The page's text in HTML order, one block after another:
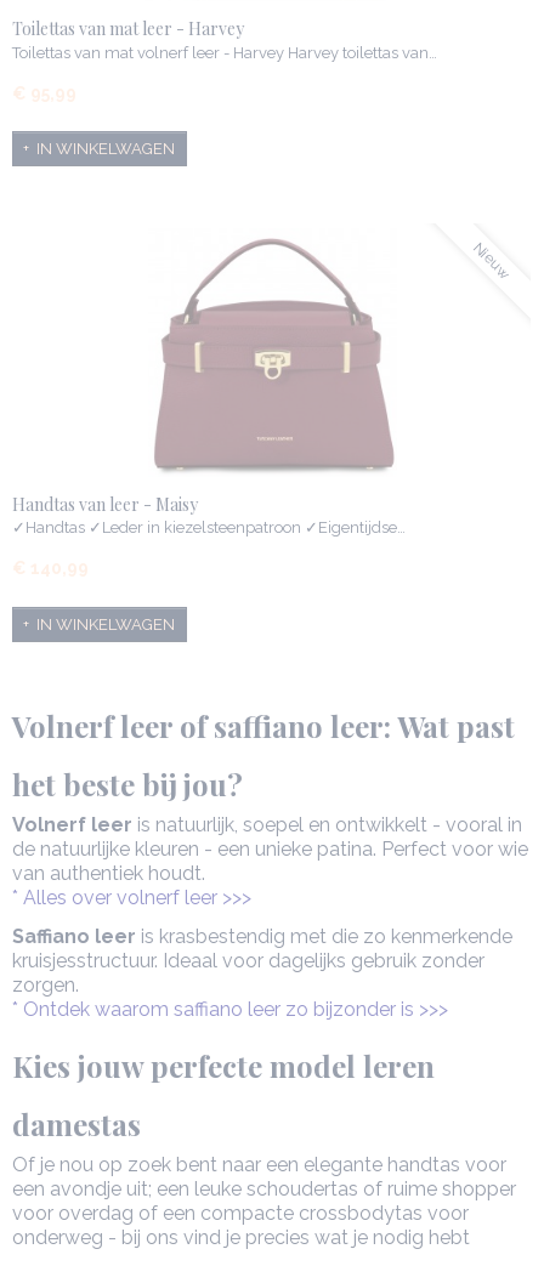
Toilettas van mat leer - Harvey
Toilettas van mat volnerf leer - Harvey Harvey toilettas van…
€ 95,99
IN WINKELWAGEN
Nieuw
Handtas van leer - Maisy
✓Handtas ✓Leder in kiezelsteenpatroon ✓Eigentijdse…
€ 140,99
IN WINKELWAGEN
Volnerf leer of saffiano leer: Wat past
het beste bij jou?
Volnerf leer is natuurlijk, soepel en ontwikkelt - vooral in
de natuurlijke kleuren - een unieke patina. Perfect voor wie
van authentiek houdt.
* Alles over volnerf leer >>>
Saffiano leer is krasbestendig met die zo kenmerkende
kruisjesstructuur. Ideaal voor dagelijks gebruik zonder
zorgen.
* Ontdek waarom saffiano leer zo bijzonder is >>>
Kies jouw perfecte model leren
damestas
Of je nou op zoek bent naar een elegante handtas voor
een avondje uit; een leuke schoudertas of ruime shopper
voor overdag of een compacte crossbodytas voor
onderweg - bij ons vind je precies wat je nodig hebt